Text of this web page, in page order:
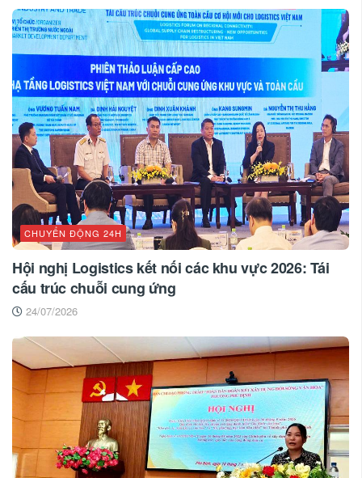
CHUYỂN ĐỘNG 24H
Hội nghị Logistics kết nối các khu vực 2026: Tái
cấu trúc chuỗi cung ứng
24/07/2026